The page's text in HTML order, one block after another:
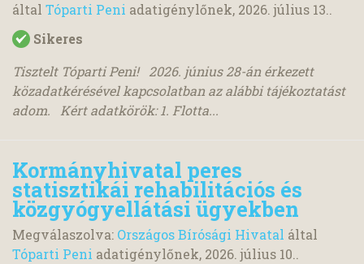
által Tóparti Peni adatigénylőnek, 2026. július 13..
Sikeres
Tisztelt Tóparti Peni! 2026. június 28-án érkezett
közadatkérésével kapcsolatban az alábbi tájékoztatást
adom. Kért adatkörök: 1. Flotta...
Kormányhivatal peres
statisztikái rehabilitációs és
közgyógyellátási ügyekben
Megválaszolva: Országos Bírósági Hivatal által
Tóparti Peni adatigénylőnek, 2026. július 10..